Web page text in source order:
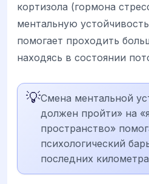
кортизола (гормона
ментальную
помогает проходить
находясь в состоянии
💡Смена ментальной
должен пройти» на
пространство»
психологический
последних